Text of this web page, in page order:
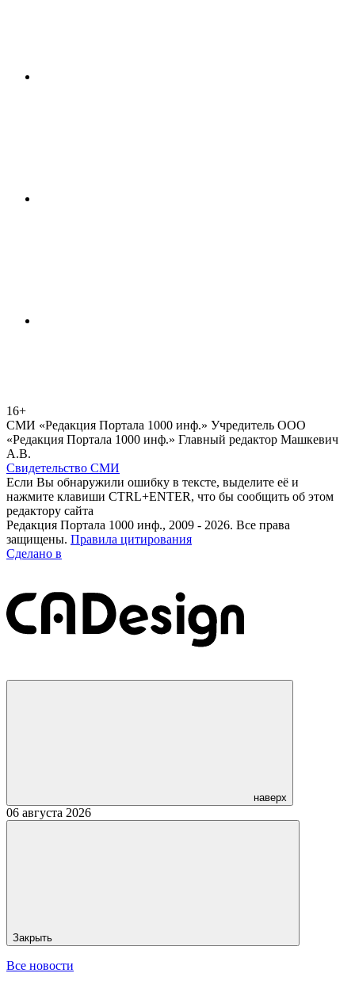
16+
СМИ «Редакция Портала 1000 инф.» Учредитель ООО
«Редакция Портала 1000 инф.» Главный редактор Машкевич
А.В.
Свидетельство СМИ
Если Вы обнаружили ошибку в тексте, выделите её и
нажмите клавиши CTRL+ENTER, что бы сообщить об этом
редактору сайта
Редакция Портала 1000 инф., 2009 - 2026. Все права
защищены. Правила цитирования
Сделано в
наверх
06 августа 2026
Закрыть
Все новости